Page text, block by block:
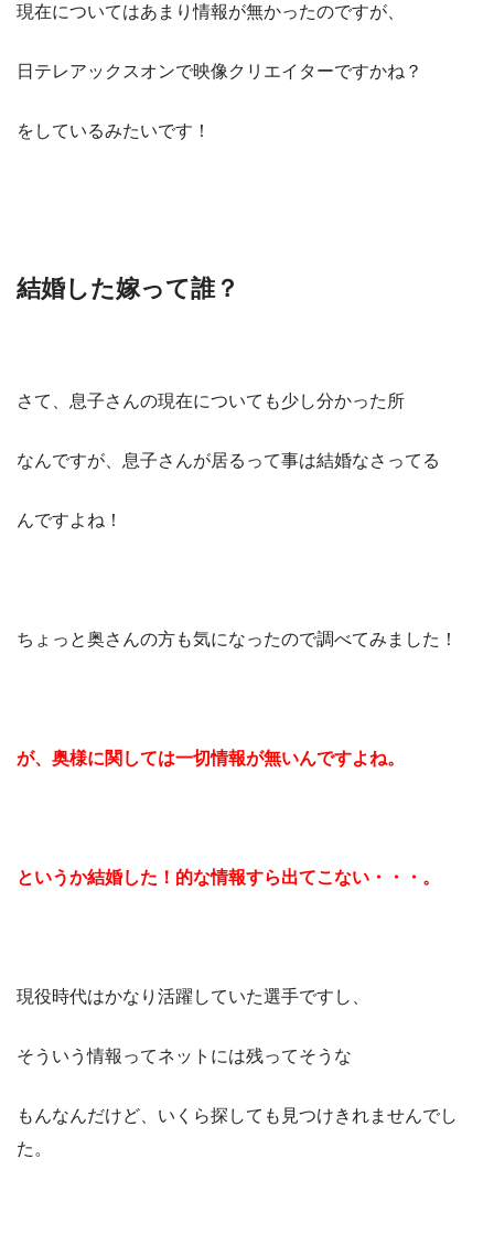
現在についてはあまり情報が無かったのですが、
日テレアックスオンで映像クリエイターですかね？
をしているみたいです！
結婚した嫁って誰？
さて、息子さんの現在についても少し分かった所
なんですが、息子さんが居るって事は結婚なさってる
んですよね！
ちょっと奥さんの方も気になったので調べてみました！
が、奥様に関しては一切情報が無いんですよね。
というか結婚した！的な情報すら出てこない・・・。
現役時代はかなり活躍していた選手ですし、
そういう情報ってネットには残ってそうな
もんなんだけど、いくら探しても見つけきれませんでし
た。